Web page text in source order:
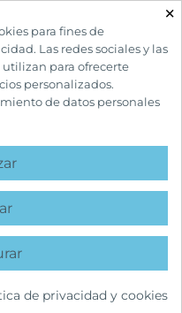
favorite
×
para fines de
Las redes sociales y las
para ofrecerte
personalizados.
de datos personales
de privacidad y cookies